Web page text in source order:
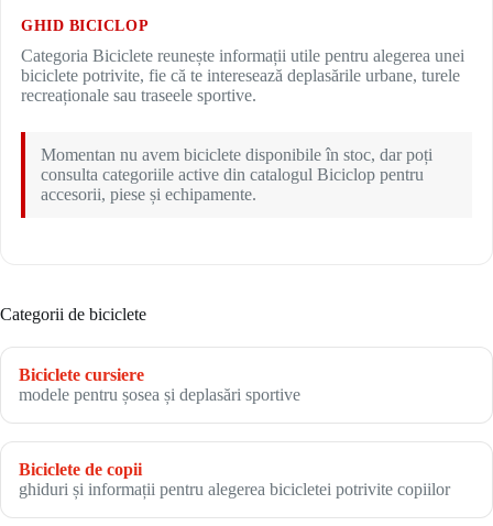
GHID BICICLOP
Categoria Biciclete reunește informații utile pentru alegerea unei
biciclete potrivite, fie că te interesează deplasările urbane, turele
recreaționale sau traseele sportive.
Momentan nu avem biciclete disponibile în stoc, dar poți
consulta categoriile active din catalogul Biciclop pentru
accesorii, piese și echipamente.
Categorii de biciclete
Biciclete cursiere
modele pentru șosea și deplasări sportive
Biciclete de copii
ghiduri și informații pentru alegerea bicicletei potrivite copiilor